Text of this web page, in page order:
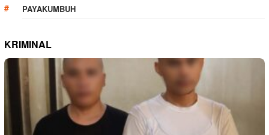
PAYAKUMBUH
KRIMINAL